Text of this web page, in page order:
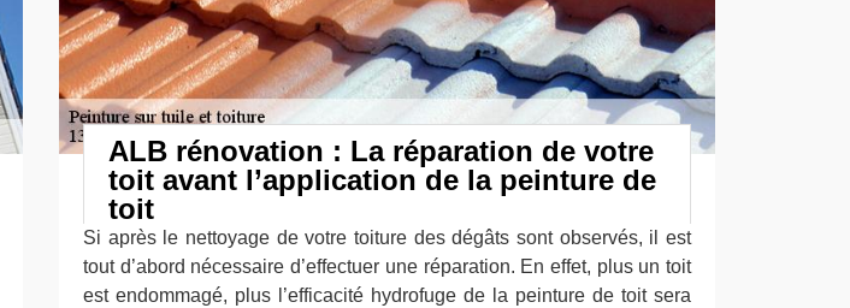
ALB rénovation : La réparation de votre
toit avant l’application de la peinture de
toit
Si après le nettoyage de votre toiture des dégâts sont observés, il est
tout d’abord nécessaire d’effectuer une réparation. En effet, plus un toit
est endommagé, plus l’efficacité hydrofuge de la peinture de toit sera